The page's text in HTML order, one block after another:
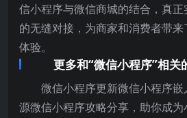
信小程序与微信商城的结合，真
的无缝对接，为商家和消费者带
体验。
更多和“微信小程序”相关
微信小程序更新微信小程序
源微信小程序攻略分享，助你成